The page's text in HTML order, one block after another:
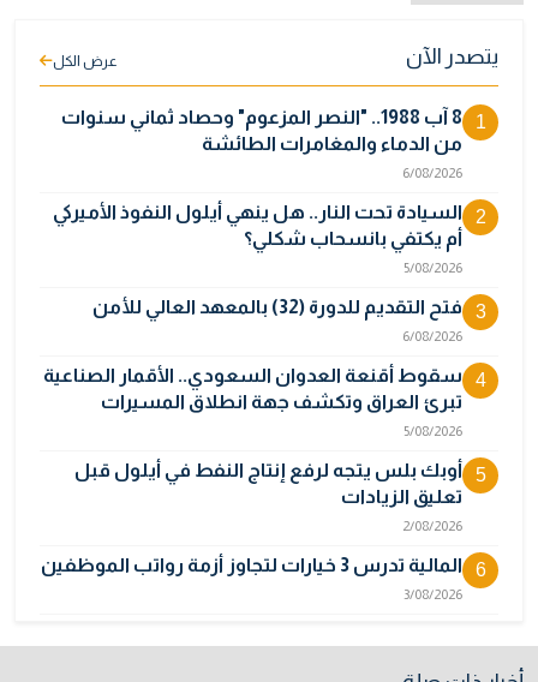
يتصدر الآن عرض الكل
1
8 آب 1988.. "النصر المزعوم" وحصاد ثماني سنوات
من الدماء والمغامرات الطائشة
6/08/2026
2
السيادة تحت النار.. هل ينهي أيلول النفوذ الأميركي
أم يكتفي بانسحاب شكلي؟
5/08/2026
3 فتح التقديم للدورة (32) بالمعهد العالي للأمن
6/08/2026
4
سقوط أقنعة العدوان السعودي.. الأقمار الصناعية
تبرئ العراق وتكشف جهة انطلاق المسيرات
5/08/2026
5
أوبك بلس يتجه لرفع إنتاج النفط في أيلول قبل
تعليق الزيادات
2/08/2026
6 المالية تدرس 3 خيارات لتجاوز أزمة رواتب الموظفين
3/08/2026